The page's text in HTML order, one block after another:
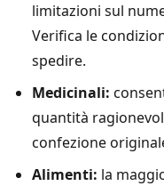
limitazioni sul
Verifica le
spedire.
Medicinali:
quantità
confezione
Alimenti: la